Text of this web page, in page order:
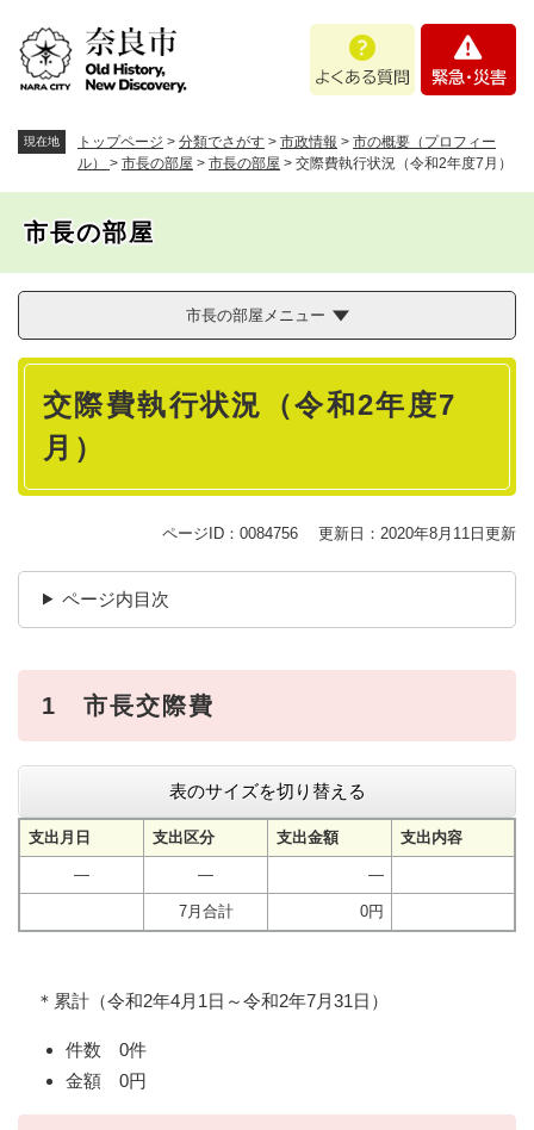
あ
問
・
現在地 トップページ > 分類でさがす > 市政情報 > 市の概要（プロフィー
ル） > 市長の部屋 > 市長の部屋 > 交際費執行状況（令和2年度7月）
市長の部屋
市長の部屋メニュー
本
交際費執行状況（令和2年度7
月）
ページID：0084756 更新日：2020年8月11日更新
ページ内目次
1 市長交際費
表のサイズを切り替える
支出月日 支出区分 支出金額 支出内容
― ― ―
7月合計 0円
＊累計（令和2年4月1日～令和2年7月31日）
件数 0件
金額 0円